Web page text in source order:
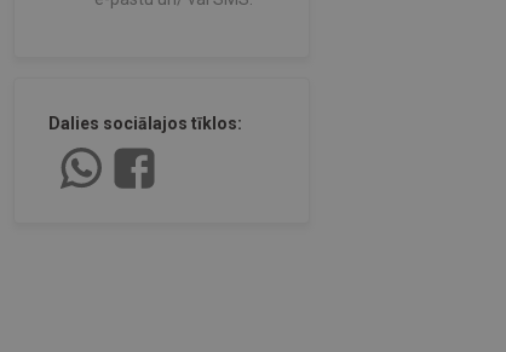
Dalies sociālajos tīklos: